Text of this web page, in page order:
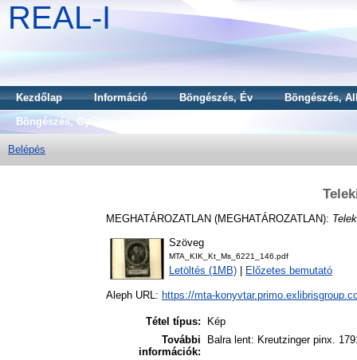
REAL-I
Kezdőlap Információ Böngészés, Év
Böngészés,
Böngészés, Gyűjtemény
Belépés
MEGHATÁROZATLAN (MEGHATÁROZATLAN):
Szöveg
MTA_KIK_Kt_Ms_6221_146.pdf
Letöltés (1MB) Előzetes bemutató
Aleph URL: https://mta-
Tétel típus:
Kép
További
információk:
Balra lent: Kreutzinger pinx.